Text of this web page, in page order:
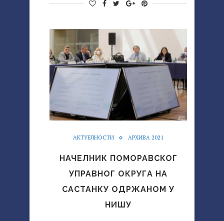
АКТУЕЛНОСТИ АРХИВА 2021
НАЧЕЛНИК ПОМОРАВСКОГ
УПРАВНОГ ОКРУГА НА
САСТАНКУ ОДРЖАНОМ У
НИШУ